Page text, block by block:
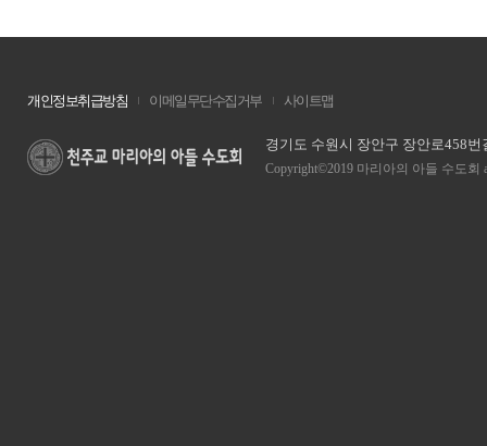
개인정보취급방침 이메일무단수집거부 사이트맵
경기도 수원시 장안구 장안로458번
Copyright©2019 마리아의 아들 수도회